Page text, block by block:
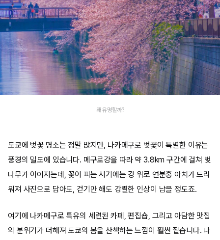
왜 유명할까?
도쿄에 벚꽃 명소는 정말 많지만, 나카메구로 벚꽃이 특별한 이유는
풍경의 밀도에 있습니다. 메구로강을 따라 약 3.8km 구간에 걸쳐 벚
나무가 이어지는데, 꽃이 피는 시기에는 강 위로 연분홍 아치가 드리
워져 사진으로 담아도, 걷기만 해도 강렬한 인상이 남을 정도죠.
여기에 나카메구로 특유의 세련된 카페, 편집숍, 그리고 아담한 맛집
의 분위기가 더해져 도쿄의 봄을 산책하는 느낌이 훨씬 짙습니다. 나